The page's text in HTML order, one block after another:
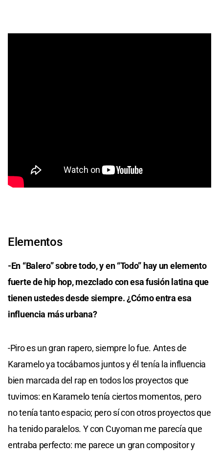
Elementos
-En “Balero” sobre todo, y en “Todo” hay un elemento
fuerte de hip hop, mezclado con esa fusión latina que
tienen ustedes desde siempre. ¿Cómo entra esa
influencia más urbana?
-Piro es un gran rapero, siempre lo fue. Antes de
Karamelo ya tocábamos juntos y él tenía la influencia
bien marcada del rap en todos los proyectos que
tuvimos: en Karamelo tenía ciertos momentos, pero
no tenía tanto espacio; pero sí con otros proyectos que
ha tenido paralelos. Y con Cuyoman me parecía que
entraba perfecto: me parece un gran compositor y